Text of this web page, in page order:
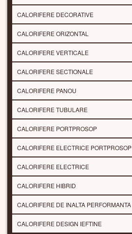
CALORIFERE DECORATIVE
CALORIFERE ORIZONTAL
CALORIFERE VERTICALE
CALORIFERE SECTIONALE
CALORIFERE PANOU
CALORIFERE TUBULARE
CALORIFERE PORTPROSOP
CALORIFERE ELECTRICE PORTPROSOP
CALORIFERE ELECTRICE
CALORIFERE HIBRID
CALORIFERE DE INALTA PERFORMANTA
CALORIFERE DESIGN IEFTINE